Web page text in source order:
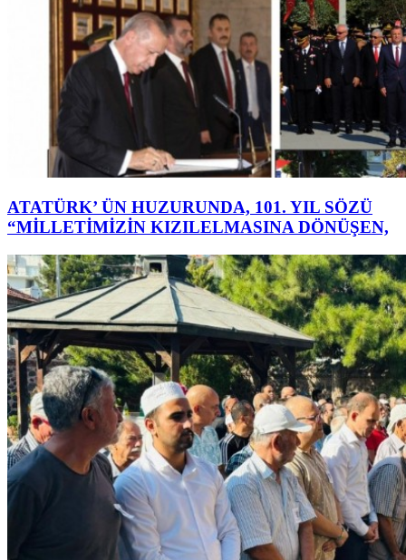
ATATÜRK’ ÜN HUZURUNDA, 101. YIL SÖZÜ
“MİLLETİMİZİN KIZILELMASINA DÖNÜŞEN,